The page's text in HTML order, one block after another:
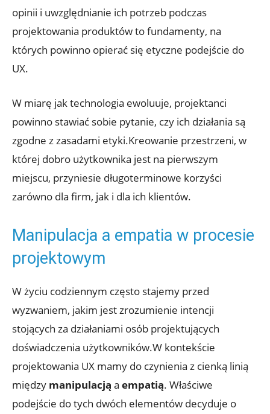
opinii i uwzględnianie ich potrzeb podczas
projektowania produktów to fundamenty, na
których powinno opierać się etyczne podejście do
UX.
W miarę jak technologia ewoluuje, projektanci
powinno stawiać sobie pytanie, czy ich działania są
zgodne z zasadami etyki.Kreowanie przestrzeni, w
której dobro użytkownika jest na pierwszym
miejscu, przyniesie długoterminowe korzyści
zarówno dla firm, jak i dla ich klientów.
Manipulacja a empatia w procesie
projektowym
W życiu codziennym często stajemy przed
wyzwaniem, jakim jest zrozumienie intencji
stojących za działaniami osób projektujących
doświadczenia użytkowników.W kontekście
projektowania UX mamy do czynienia z cienką linią
między manipulacją a empatią. Właściwe
podejście do tych dwóch elementów decyduje o